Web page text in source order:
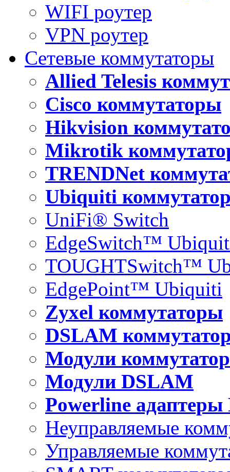
WIFI роутер
VPN роутер
Сетевые коммутаторы
Allied Telesis
Cisco коммутаторы
Hikvision
Mikrotik
TRENDNet
Ubiquiti
UniFi® Switch
EdgeSwitch™
TOUGHTSwitch™
EdgePoint™ Ubiquiti
Zyxel коммутаторы
DSLAM
Модули
Модули DSLAM
Powerline адаптеры
Неуправляемые
Управляемые